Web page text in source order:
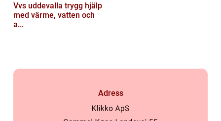
Vvs uddevalla trygg hjälp
med värme, vatten och
a...
Adress